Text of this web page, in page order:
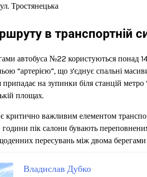
Тростянецька
в транспортній
автобуса №22 користуються понад
“артерією”, що з’єднує спальні
на зупинки біля станцій метро
площах.
важливим елементом
пік салони бувають
пересувань між двома
Владислав Дубко